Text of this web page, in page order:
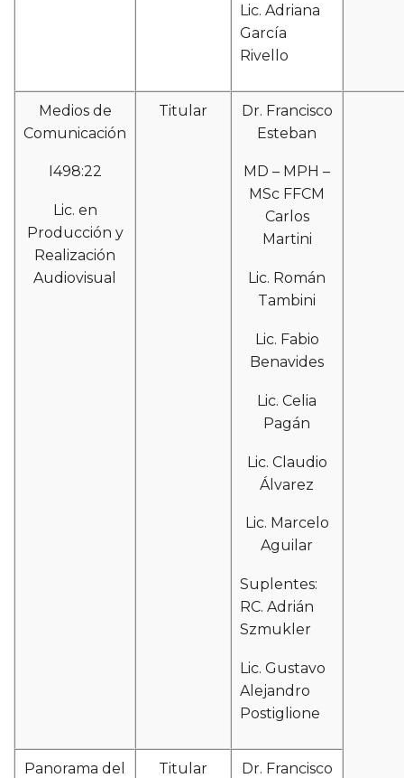
Lic. Adriana
García
Rivello
Medios de
Comunicación
I498:22
Lic. en
Producción y
Realización
Audiovisual
Titular
Dr. Francisco
Esteban
MD – MPH –
MSc FFCM
Carlos
Martini
Lic. Román
Tambini
Lic. Fabio
Benavides
Lic. Celia
Pagán
Lic. Claudio
Álvarez
Lic. Marcelo
Aguilar
Suplentes:
RC. Adrián
Szmukler
Lic. Gustavo
Alejandro
Postiglione
Panorama del
Titular
Dr. Francisco